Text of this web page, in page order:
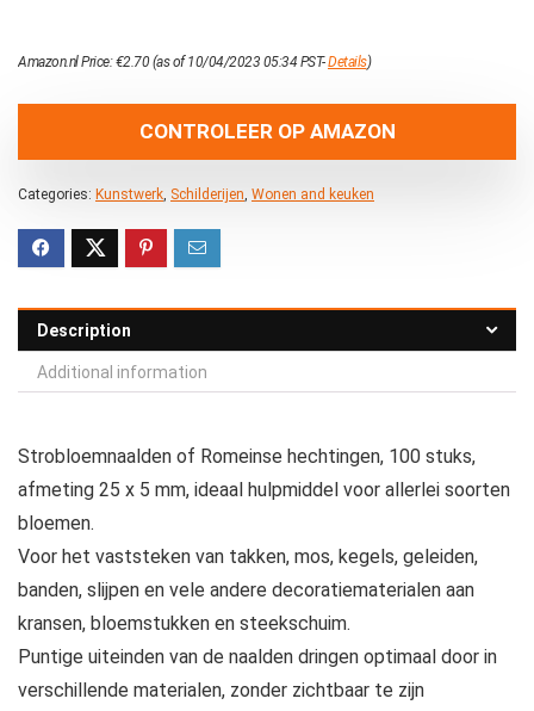
Amazon.nl Price:€2.70(as of 10/04/2023 05:34 PST-Details)
CONTROLEER OP AMAZON
Categories: Kunstwerk, Schilderijen, Wonen and keuken
Description
Additional information
Strobloemnaalden of Romeinse hechtingen, 100 stuks,
afmeting 25 x 5 mm, ideaal hulpmiddel voor allerlei soorten
bloemen.
Voor het vaststeken van takken, mos, kegels, geleiden,
banden, slijpen en vele andere decoratiematerialen aan
kransen, bloemstukken en steekschuim.
Puntige uiteinden van de naalden dringen optimaal door in
verschillende materialen, zonder zichtbaar te zijn